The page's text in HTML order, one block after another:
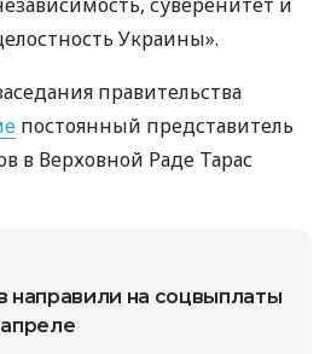
Украины».
правительства
постоянный представитель
в Верховной Раде Тарас
направили на соцвыплаты